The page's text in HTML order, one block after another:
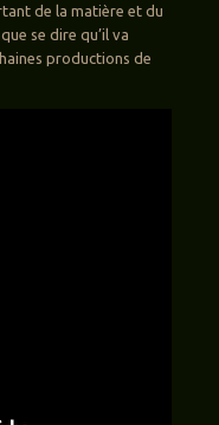
de la matière et du
se dire qu’il va
productions de